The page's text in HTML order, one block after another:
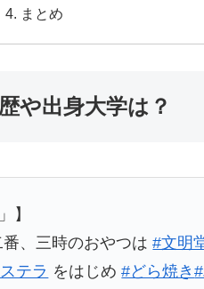
まとめ
や出身大学は？
」】
番、三時のおやつは#文明
テラ をはじめ#どら焼き